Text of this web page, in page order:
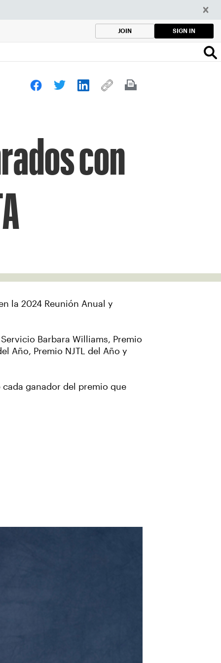
JOIN SIGN IN
con
la 2024 Reunión Anual y
Barbara Williams, Premio
Año, Premio NJTL del Año y
ganador del premio que